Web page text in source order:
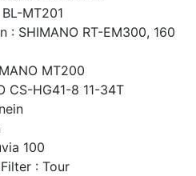
MT201
: SHIMANO RT-EM300, 160
MT200
CS-HG41-8 11-34T
100
: Tour